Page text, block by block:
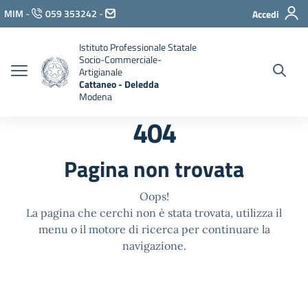
Vai ai contenuti
Vai al menu di navigazione
Vai al footer
MIM - 059 353242 - Accedi
Istituto Professionale Statale
Socio-Commerciale-
Artigianale
Cattaneo - Deledda
Modena
404
Pagina non trovata
Oops!
La pagina che cerchi non è stata trovata, utilizza il
menu o il motore di ricerca per continuare la
navigazione.